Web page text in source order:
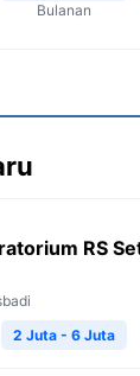
Bulanan
RS
2 Juta - 6 Juta